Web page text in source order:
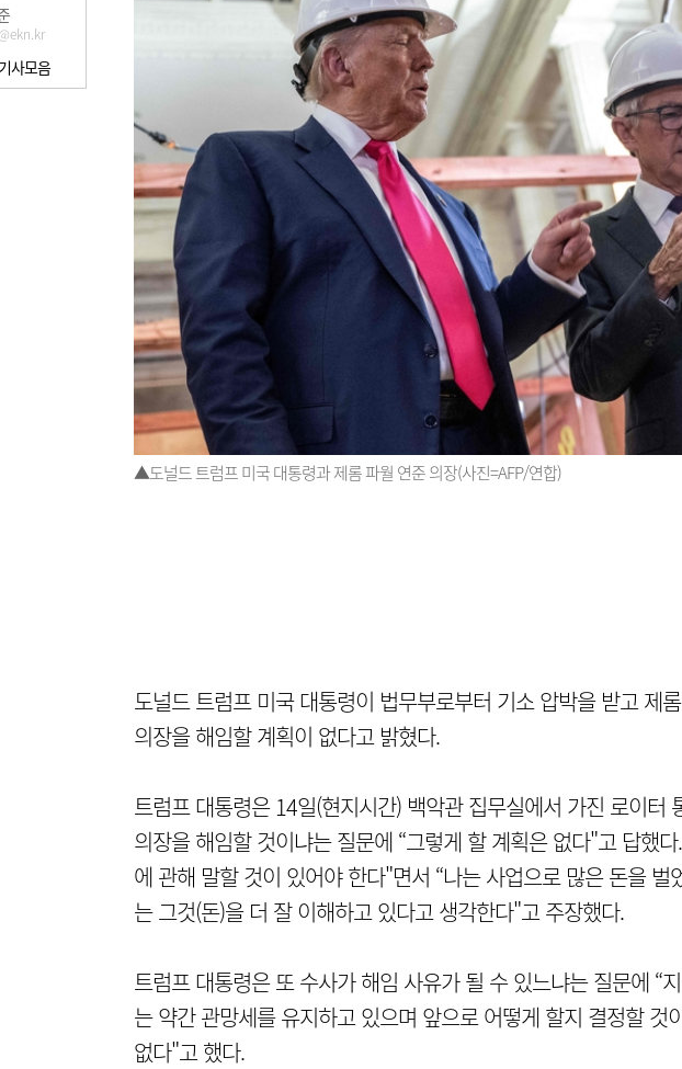
사모음
▲도널드 트럼프 미국 대통령과 제롬 파월 연준 의장(사진=AFP/연합)
도널드 트럼프 미국 대통령이 법무부로부터 기소 압박을 받고 제
의장을 해임할 계획이 없다고 밝혔다.
트럼프 대통령은 14일(현지시간) 백악관 집무실에서 가진 로이터
의장을 해임할 것이냐는 질문에 “그렇게 할 계획은 없다"고 답했
에 관해 말할 것이 있어야 한다"면서 “나는 사업으로 많은 돈을
는 그것(돈)을 더 잘 이해하고 있다고 생각한다"고 주장했다.
트럼프 대통령은 또 수사가 해임 사유가 될 수 있느냐는 질문에 “
는 약간 관망세를 유지하고 있으며 앞으로 어떻게 할지 결정할 것
없다"고 했다.